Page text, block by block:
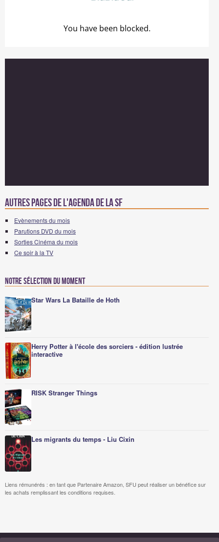
Autres pages de l'agenda de la SF
Evènements du mois
Parutions DVD du mois
Sorties Cinéma du mois
Ce soir à la TV
Notre sélection du moment
Star Wars La Bataille de Hoth
Herry Potter à l'école des sorciers - édition lustrée
interactive
RISK Stranger Things
Les migrants du temps - Liu Cixin
Liens rémunérés : en tant que Partenaire Amazon, SFU peut réaliser un bénéfice sur
les achats remplissant les conditions requises.